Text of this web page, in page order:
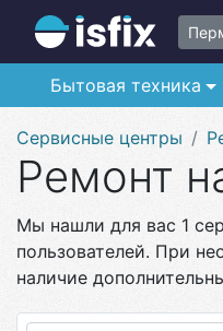
Бытовая техника
Сервисные центры
Ремонт
Мы нашли для вас 1
пользователей. При
наличие